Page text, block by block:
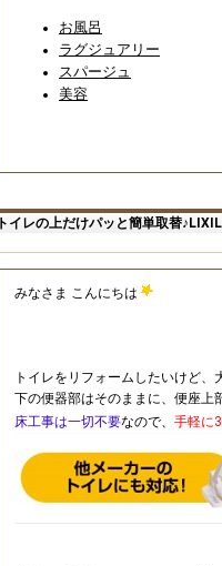
お風呂
ラグジュアリー
スパージュ
美容
トイレの上だけパッと簡単取替
みなさま こんにちは
トイレをリフォームしたいけど
下の便器部はそのままに、便座上
床工事は一切不要なので、 手軽に